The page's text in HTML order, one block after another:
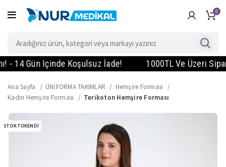
0
Gün Içinde Koşulsuz İade! 1000TL Ve Üzeri
Ana Sayfa ÜNİFORMA TAKIMLAR
Hemşire Forması
Kadın Hemşire Forması
Terikoton Hemşire Forması
STOK TÜKENDI